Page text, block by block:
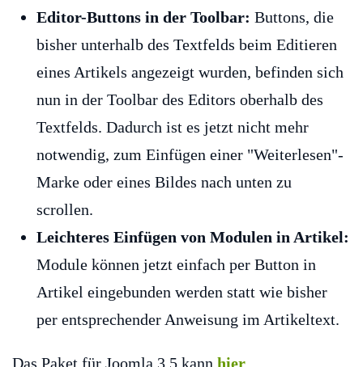
Editor-Buttons in der Toolbar: Buttons, die
bisher unterhalb des Textfelds beim Editieren
eines Artikels angezeigt wurden, befinden sich
nun in der Toolbar des Editors oberhalb des
Textfelds. Dadurch ist es jetzt nicht mehr
notwendig, zum Einfügen einer "Weiterlesen"-
Marke oder eines Bildes nach unten zu
scrollen.
Leichteres Einfügen von Modulen in Artikel:
Module können jetzt einfach per Button in
Artikel eingebunden werden statt wie bisher
per entsprechender Anweisung im Artikeltext.
Das Paket für Joomla 3.5 kann hier